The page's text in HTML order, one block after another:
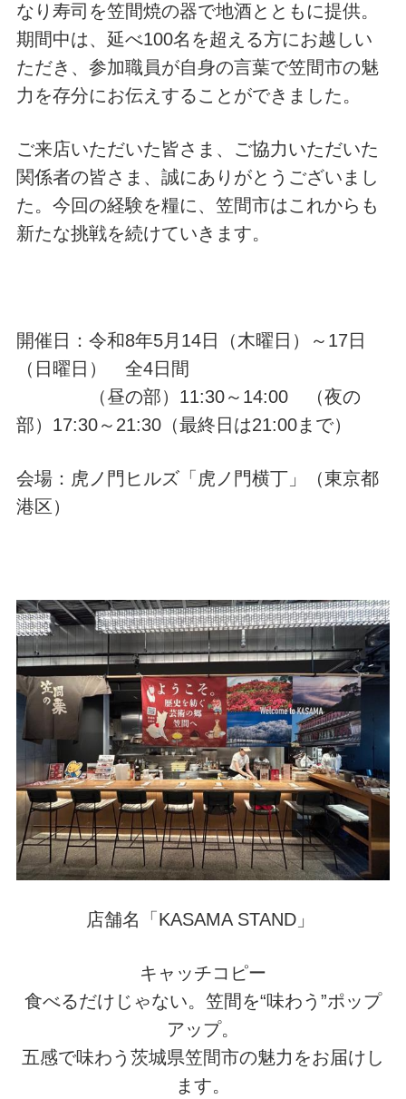
なり寿司を笠間焼の器で地酒とともに提供。
期間中は、延べ100名を超える方にお越しい
ただき、参加職員が自身の言葉で笠間市の魅
力を存分にお伝えすることができました。
ご来店いただいた皆さま、ご協力いただいた
関係者の皆さま、誠にありがとうございまし
た。今回の経験を糧に、笠間市はこれからも
新たな挑戦を続けていきます。
開催日：令和8年5月14日（木曜日）～17日
（日曜日） 全4日間
（昼の部）11:30～14:00 （夜の
部）17:30～21:30（最終日は21:00まで）
会場：虎ノ門ヒルズ「虎ノ門横丁」（東京都
港区）
店舗名「KASAMA STAND」
キャッチコピー
食べるだけじゃない。笠間を“味わう”ポップ
アップ。
五感で味わう茨城県笠間市の魅力をお届けし
ます。